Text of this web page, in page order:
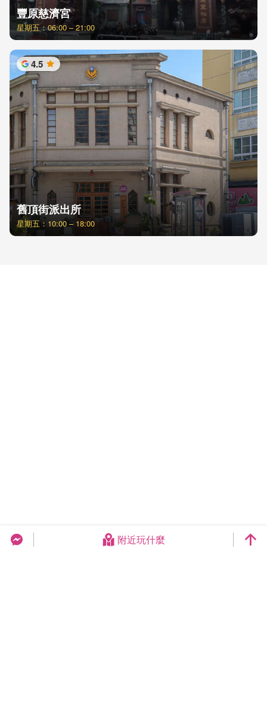
豐原慈濟宮
星期五：06:00 – 21:00
4.5 星
舊頂街派出所
星期五：10:00 – 18:00
台中旅遊網 FB Chat 附近玩什麼